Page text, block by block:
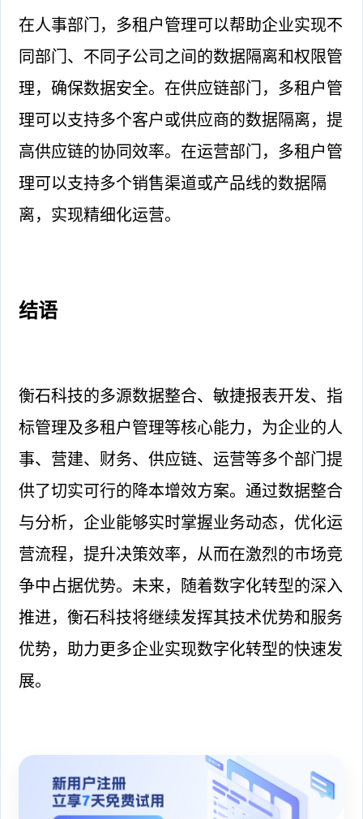
在人事部门，多租户管理可以帮助企业实现不
同部门、不同子公司之间的数据隔离和权限管
理，确保数据安全。在供应链部门，多租户管
理可以支持多个客户或供应商的数据隔离，提
高供应链的协同效率。在运营部门，多租户管
理可以支持多个销售渠道或产品线的数据隔
离，实现精细化运营。
结语
衡石科技的多源数据整合、敏捷报表开发、指
标管理及多租户管理等核心能力，为企业的人
事、营建、财务、供应链、运营等多个部门提
供了切实可行的降本增效方案。通过数据整合
与分析，企业能够实时掌握业务动态，优化运
营流程，提升决策效率，从而在激烈的市场竞
争中占据优势。未来，随着数字化转型的深入
推进，衡石科技将继续发挥其技术优势和服务
优势，助力更多企业实现数字化转型的快速发
展。